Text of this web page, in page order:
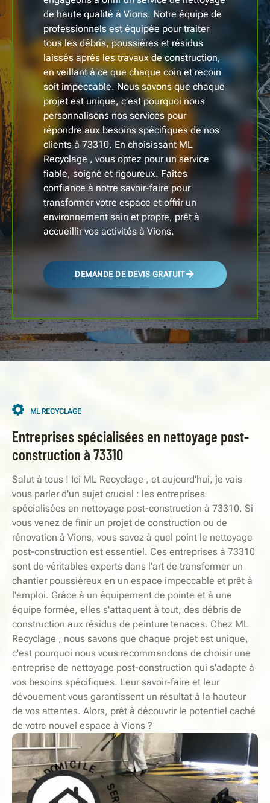
de haute qualité à Vions. Notre équipe de
professionnels est équipée pour traiter
tous les débris, poussières et résidus
laissés après les travaux de construction,
en veillant à ce que chaque coin et recoin
soit impeccable. Nous savons que chaque
projet est unique, c'est pourquoi nous
personnalisons nos services pour
répondre aux besoins spécifiques de nos
clients à 73310. En choisissant ML
Recyclage , vous optez pour un service
fiable, soigné et rigoureux. Faites
confiance à notre savoir-faire pour
transformer votre espace et offrir un
environnement sain et propre, prêt à
accueillir vos activités à Vions.
DEMANDE DE DEVIS GRATUIT
ML RECYCLAGE
Entreprises spécialisées en nettoyage post-
construction à 73310
Salut à tous ! Ici ML Recyclage , et aujourd'hui, je vais
vous parler d'un sujet crucial : les entreprises
spécialisées en nettoyage post-construction à 73310. Si
vous venez de finir un projet de construction ou de
rénovation à Vions, vous savez à quel point le nettoyage
post-construction est essentiel. Ces entreprises à 73310
sont de véritables experts dans l'art de transformer un
chantier poussiéreux en un espace impeccable et prêt à
l'emploi. Grâce à un équipement de pointe et à une
équipe formée, elles s'attaquent à tout, des débris de
construction aux résidus de peinture tenaces. Chez ML
Recyclage , nous savons que chaque projet est unique,
c'est pourquoi nous vous recommandons de choisir une
entreprise de nettoyage post-construction qui s'adapte à
vos besoins spécifiques. Leur savoir-faire et leur
dévouement vous garantissent un résultat à la hauteur
de vos attentes. Alors, prêt à découvrir le potentiel caché
de votre nouvel espace à Vions ?
D
O
M
ICILE - SER
V
I
C
E